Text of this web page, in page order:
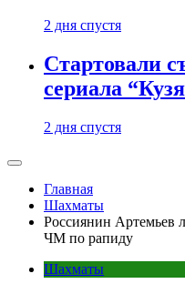
2 дня спустя
Стартовали
сериала
2 дня спустя
Главная
Шахматы
Россиянин Артемьев
ЧМ по рапиду
Шахматы